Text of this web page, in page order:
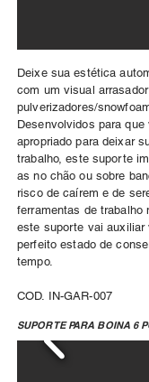
Deixe sua estética
com um visual
pulverizadores/
Desenvolvidos para
apropriado para deixar
trabalho, este suporte
as no chão ou sobre
risco de caírem e de
ferramentas de trabalho
este suporte vai auxiliar
perfeito estado de
tempo.
COD. IN-GAR-007
SUPORTE PARA BOINA 6